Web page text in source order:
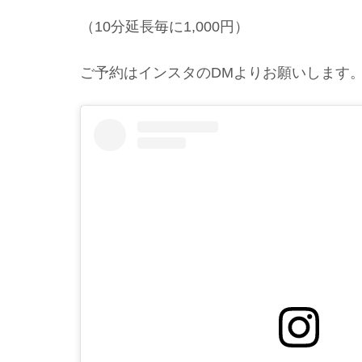
（10分延長毎に1,000円）
ご予約はインスタのDMよりお願いします